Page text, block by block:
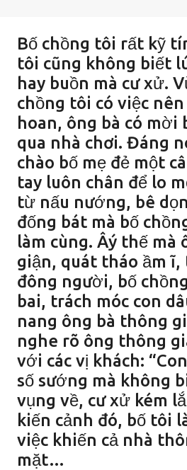
Bố chồng tôi rất kỹ
tôi cũng không biết
hay buồn mà cư xử.
chồng tôi có việc
hoan, ông bà có mời
qua nhà chơi. Đáng
chào bố mẹ đẻ một
tay luôn chân để lo
từ nấu nướng, bê
đống bát mà bố
làm cùng. Âý thế mà
giận, quát tháo ầm
đông người, bố
bai, trách móc con
nang ông bà thông
nghe rõ ông thông
với các vị khách:
số sướng mà không
vụng về, cư xử kém
kiến cảnh đó, bố tôi
việc khiến cả nhà
mặt…